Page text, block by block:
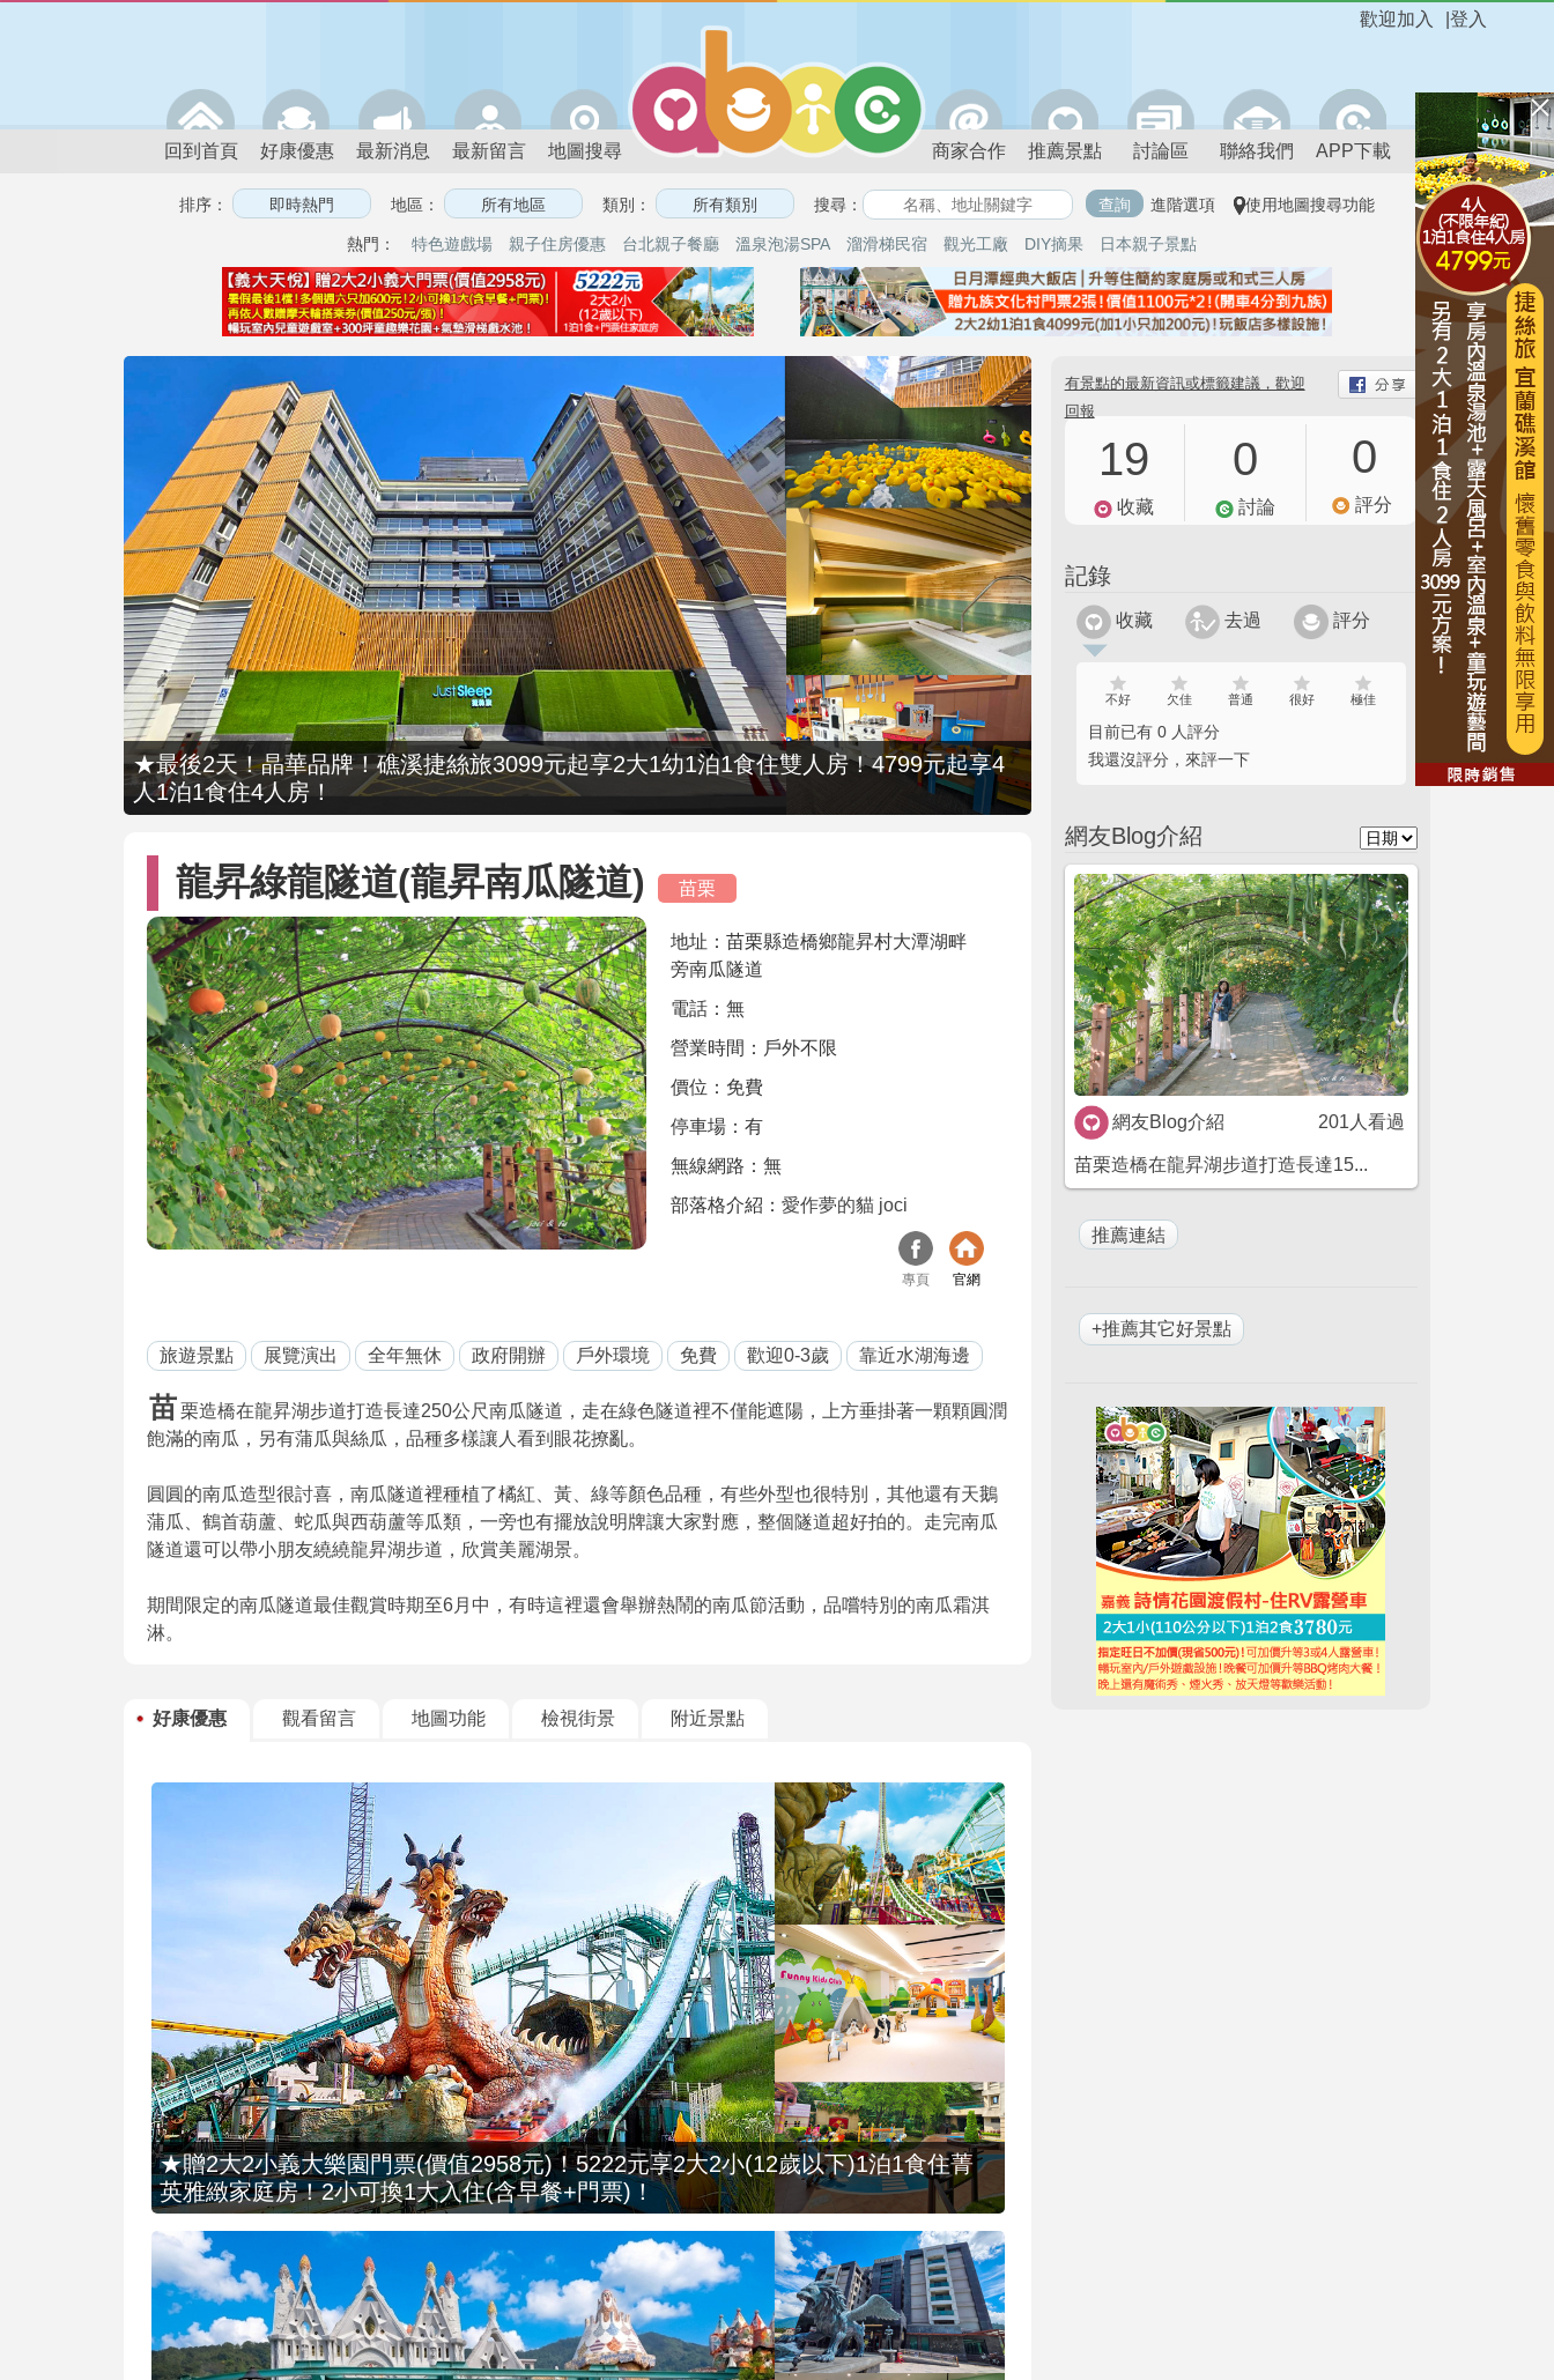
登入
歡迎加入
回到首頁 好康優惠 最新消息 最新留言 地圖搜尋 商家合作 推薦景點 討論區 聯絡我們 APP下載
排序： 地區： 類別： 搜尋： 進階選項 使用地圖搜尋功能
熱門： 特色遊戲場 親子住房優惠 台北親子餐廳 溫泉泡湯SPA 溜滑梯民宿 觀光工廠 DIY摘果 日本親子景點
★最後2天！晶華品牌！礁溪捷絲旅3099元起享2大1幼1泊1食住雙人房！4799元起享4
人1泊1食住4人房！
龍昇綠龍隧道(龍昇南瓜隧道) 苗栗
地址：苗栗縣造橋鄉龍昇村大潭湖畔
旁南瓜隧道
電話：無
營業時間：戶外不限
價位：免費
停車場：有
無線網路：無
部落格介紹：愛作夢的貓 joci
專頁 官網
旅遊景點 展覽演出 全年無休 政府開辦 戶外環境 免費 歡迎0-3歲 靠近水湖海邊
苗栗造橋在龍昇湖步道打造長達250公尺南瓜隧道，走在綠色隧道裡不僅能遮陽，上方垂掛著一顆顆圓潤
飽滿的南瓜，另有蒲瓜與絲瓜，品種多樣讓人看到眼花撩亂。
圓圓的南瓜造型很討喜，南瓜隧道裡種植了橘紅、黃、綠等顏色品種，有些外型也很特別，其他還有天鵝
蒲瓜、鶴首葫蘆、蛇瓜與西葫蘆等瓜類，一旁也有擺放說明牌讓大家對應，整個隧道超好拍的。走完南瓜
隧道還可以帶小朋友繞繞龍昇湖步道，欣賞美麗湖景。
期間限定的南瓜隧道最佳觀賞時期至6月中，有時這裡還會舉辦熱鬧的南瓜節活動，品嚐特別的南瓜霜淇
淋。
好康優惠 觀看留言 地圖功能 檢視街景 附近景點
★贈2大2小義大樂園門票(價值2958元)！5222元享2大2小(12歲以下)1泊1食住菁
英雅緻家庭房！2小可換1大入住(含早餐+門票)！
有景點的最新資訊或標籤建議，歡迎
回報
19
收藏
0
討論
0
評分
記錄
收藏 去過 評分
不好 欠佳 普通 很好 極佳
目前已有 0 人評分
我還沒評分，來評一下
網友Blog介紹
網友Blog介紹 201人看過
苗栗造橋在龍昇湖步道打造長達15...
+推薦其它好景點